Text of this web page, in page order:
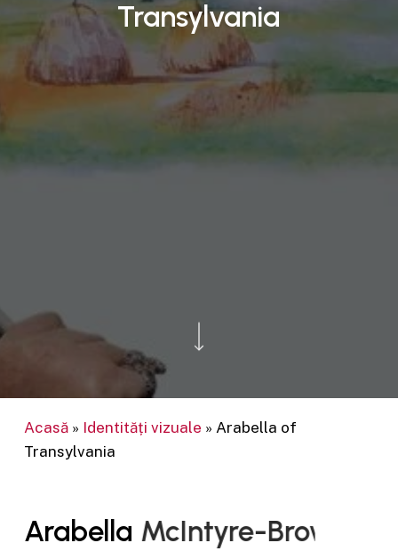
Transylvania
Acasă» Identități vizuale » Arabella of
Transylvania
Arabella McIntyre-Brown